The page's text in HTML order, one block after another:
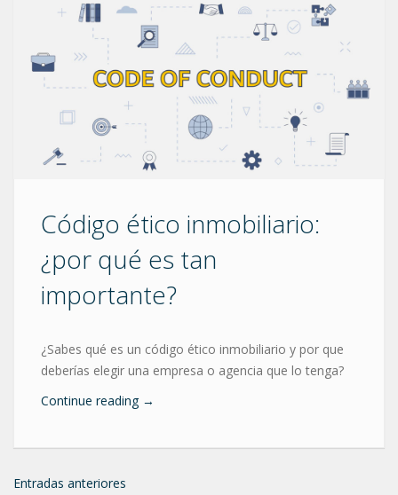
Código ético inmobiliario:
¿por qué es tan
importante?
¿Sabes qué es un código ético inmobiliario y por que
deberías elegir una empresa o agencia que lo tenga?
Continue reading →
Entradas anteriores